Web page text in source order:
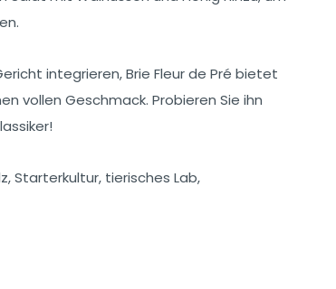
integrieren, Brie Fleur de Pré bietet
vollen Geschmack. Probieren Sie ihn
Starterkultur, tierisches Lab,